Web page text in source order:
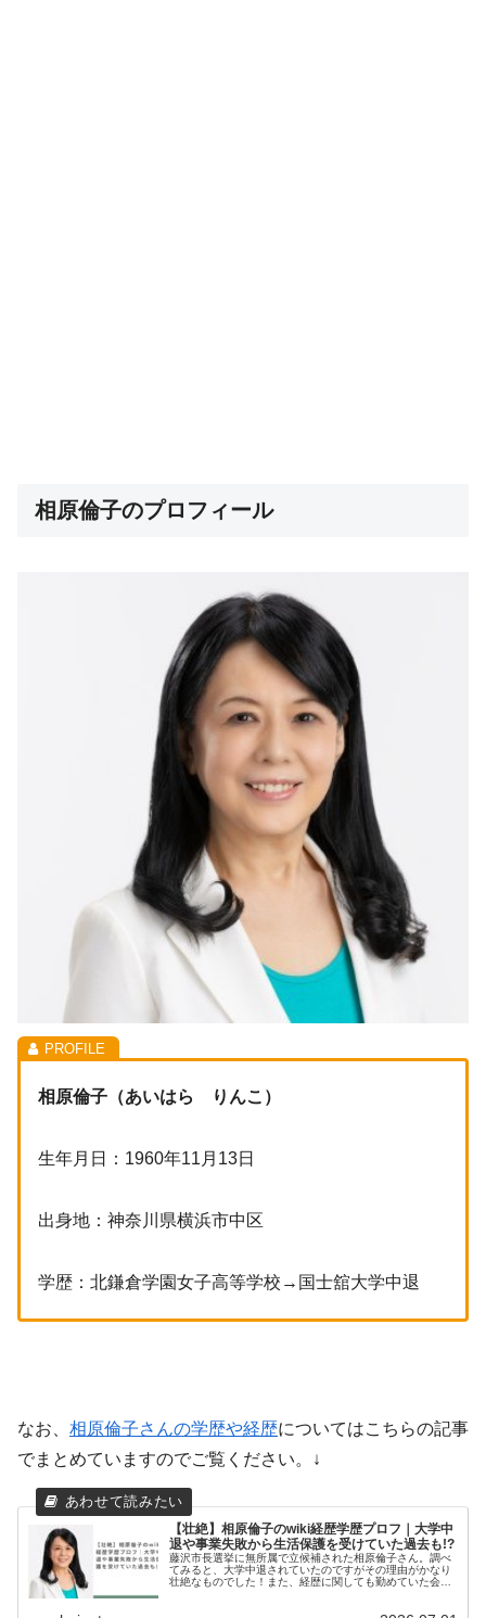
相原倫子のプロフィール
相原倫子（あいはら りんこ）
生年月日：1960年11月13日
出身地：神奈川県横浜市中区
学歴：北鎌倉学園女子高等学校→国士舘大学中退
なお、 相原倫子さんの学歴や経歴についてはこちらの記事
でまとめていますのでご覧ください。↓
【壮絶】相原倫子のwiki経歴学歴プロフ｜大学中
退や事業失敗から生活保護を受けていた過去も!?
藤沢市長選挙に無所属で立候補された相原倫子さん。調べ
てみると、大学中退されていたのですがその理由がかなり
壮絶なものでした！また、経歴に関しても勤めていた会社